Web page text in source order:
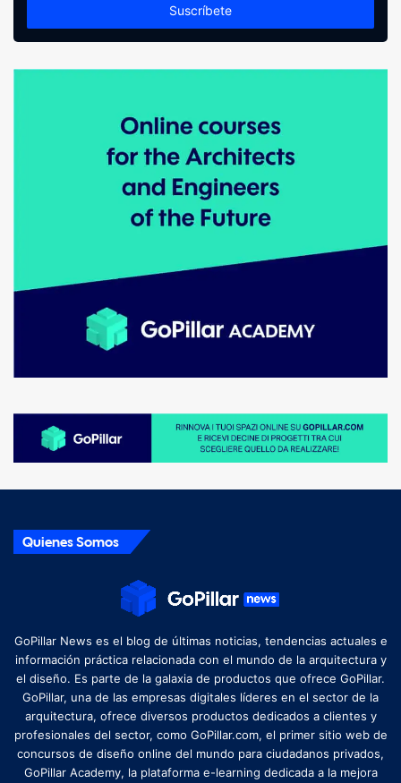
Quienes Somos
GoPillar News es el blog de últimas noticias, tendencias actuales e
información práctica relacionada con el mundo de la arquitectura y
el diseño. Es parte de la galaxia de productos que ofrece GoPillar.
GoPillar, una de las empresas digitales líderes en el sector de la
arquitectura, ofrece diversos productos dedicados a clientes y
profesionales del sector, como GoPillar.com, el primer sitio web de
concursos de diseño online del mundo para ciudadanos privados,
GoPillar Academy, la plataforma e-learning dedicada a la mejora